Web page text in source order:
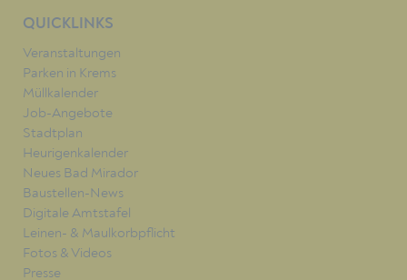
QUICKLINKS
Veranstaltungen
Parken in Krems
Müllkalender
Job-Angebote
Stadtplan
Heurigenkalender
Neues Bad Mirador
Baustellen-News
Digitale Amtstafel
Leinen- & Maulkorbpflicht
Fotos & Videos
Presse